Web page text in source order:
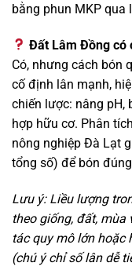
bằng phun MKP qua
Đất Lâm Đồng có
Có, nhưng cách bón
cố định lân mạnh,
chiến lược: nâng pH,
hợp hữu cơ. Phân
nông nghiệp Đà Lạt
tổng số) để bón
Lưu ý: Liều lượng
theo giống, đất, mùa
tác quy mô lớn hoặc
(chú ý chỉ số lân dễ